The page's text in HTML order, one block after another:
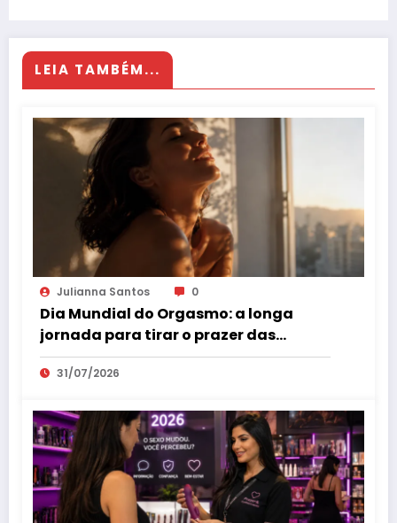
LEIA TAMBÉM...
Julianna Santos 0
Dia Mundial do Orgasmo: a longa
jornada para tirar o prazer das
sombras
31/07/2026